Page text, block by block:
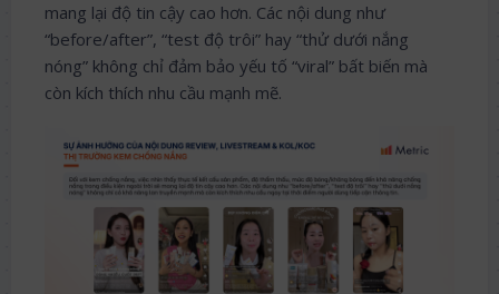
mang lại độ tin cậy cao hơn. Các nội dung như
“before/after”, “test độ trôi” hay “thử dưới nắng
nóng” không chỉ đảm bảo yếu tố “viral” bất biến mà
còn kích thích nhu cầu mạnh mẽ.